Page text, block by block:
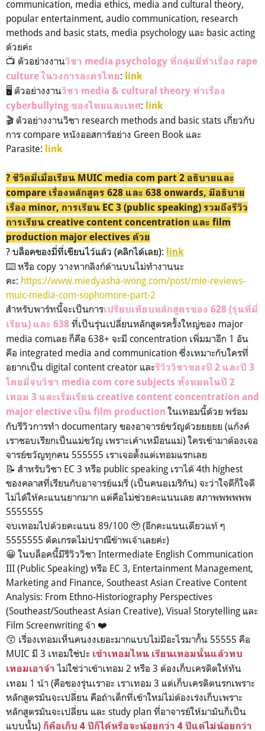
communication, media ethics, media and cultural theory,
popular entertainment, audio communication, research
methods and basic stats, media psychology และ basic acting
ด้วยค่ะ
📺 ตัวอย่างงานวิชา media psychology ที่กลุ่มมี่ทำเรื่อง rape
culture ในวงการละครไทย: link
🖥️ ตัวอย่างงานวิชา media & cultural theory ทำเรื่อง
cyberbullying ของไทยและเทศ: link
🎬 ตัวอย่างงานวิชา research methods and basic stats เกี่ยวกับ
การ compare หนังออสการ์อย่าง Green Book และ
Parasite: link
? ชีวิตมี่เมื่อเรียน MUIC media com part 2 อธิบายและ
compare เรื่องหลักสูตร 628 และ 638 onwards, มีอธิบาย
เรื่อง minor, การเรียน EC 3 (public speaking) รวมถึงรีวิว
การเรียน creative content concentration และ film
production major electives ด้วย
? บล็อคของมี่ที่เขียนไว้แล้ว (คลิกได้เลย): link
⌨️ หรือ copy วางหากลิงก์ด้านบนไม่ทำงานนะ
คะ: https://www.miedyasha-wong.com/post/mie-reviews-
muic-media-com-sophomore-part-2
สำหรับพาร์ทนี้จะเป็นการเปรียบเทียบหลักสูตรของ 628 (รุ่นที่มี่
เรียน) และ 638 ที่เป็นรุ่นเปลี่ยนหลักสูตรครั้งใหญ่ของ major
media comเลย ก็คือ 638+ จะมี concentration เพิ่มมาอีก 1 อัน
คือ integrated media and communication ซึ่งเหมาะกับใครที่
อยากเป็น digital content creator และรีวิววิชาของปี 2 และปี 3
โดยมี่จบวิชา media com core subjects ทั้งหมดในปี 2
เทอม 3 และเริ่มเรียน creative content concentration and
major elective เป็น film production ในเทอมนี้ด้วย พร้อม
กับรีวิวการทำ documentary ของอาจารย์ขวัญด้วยยยยย (แก๊งค์
เราชอบเรียกเป็นแม่ขวัญ เพราะเค้าเหมือนแม่) ใครเข้ามาต้องเจอ
จารย์ขวัญทุกคน 555555 เราเจอตั้งแต่เทอมแรกเลย
📝 สำหรับวิชา EC 3 หรือ public speaking เราได้ 4th highest
ของคลาสที่เรียนกับอาจารย์แมรี่ (เป็นคนอเมริกัน) จะว่าใจดีก็ใจดี
ไม่ได้ให้คะแนนยากมาก แต่คือไม่ช่วยคะแนนเลย สภาพพพพพพ
5555555
จบเทอมไปด้วยคะแนน 89/100 🥹 (อีกคะแนนเดียวแท้ ๆ
5555555 ตัดเกรดไม่ปราณีข้าพเจ้าเลยค่ะ)
😀 ในบล็อคนี้มีรีวิววิชา Intermediate English Communication
III (Public Speaking) หรือ EC 3, Entertainment Management,
Marketing and Finance, Southeast Asian Creative Content
Analysis: From Ethno-Historiography Perspectives
(Southeast/Southeast Asian Creative), Visual Storytelling และ
Film Screenwriting จ้า ❤️
😙 เรื่องเทอมเห็นคนงงเยอะมากแบบไม่มีอะไรมากั้น 55555 คือ
MUIC มี 3 เทอมใช่ปะ เข้าเทอมไหน เรียนเทอมนั้นแล้วทบ
เทอมเอาจ้า ไม่ใช่ว่าเข้าเทอม 2 หรือ 3 ต้องเก็บเครดิตให้ทัน
เทอม 1 น้า (คือของรุ่นเราอะ เราเทอม 3 แต่เก็บเครดิตนรกเพราะ
หลักสูตรมันจะเปลี่ยน คือถ้าเด็กที่เข้าใหม่ไม่ต้องเร่งเก็บเพราะ
หลักสูตรมันจะเปลี่ยน และ study plan ที่อาจารย์ให้มามันก็เป็น
แบบนั้น) ก็คือเก็บ 4 ปีก็ได้หรือจะน้อยกว่า 4 ปีแต่ไม่น้อยกว่า